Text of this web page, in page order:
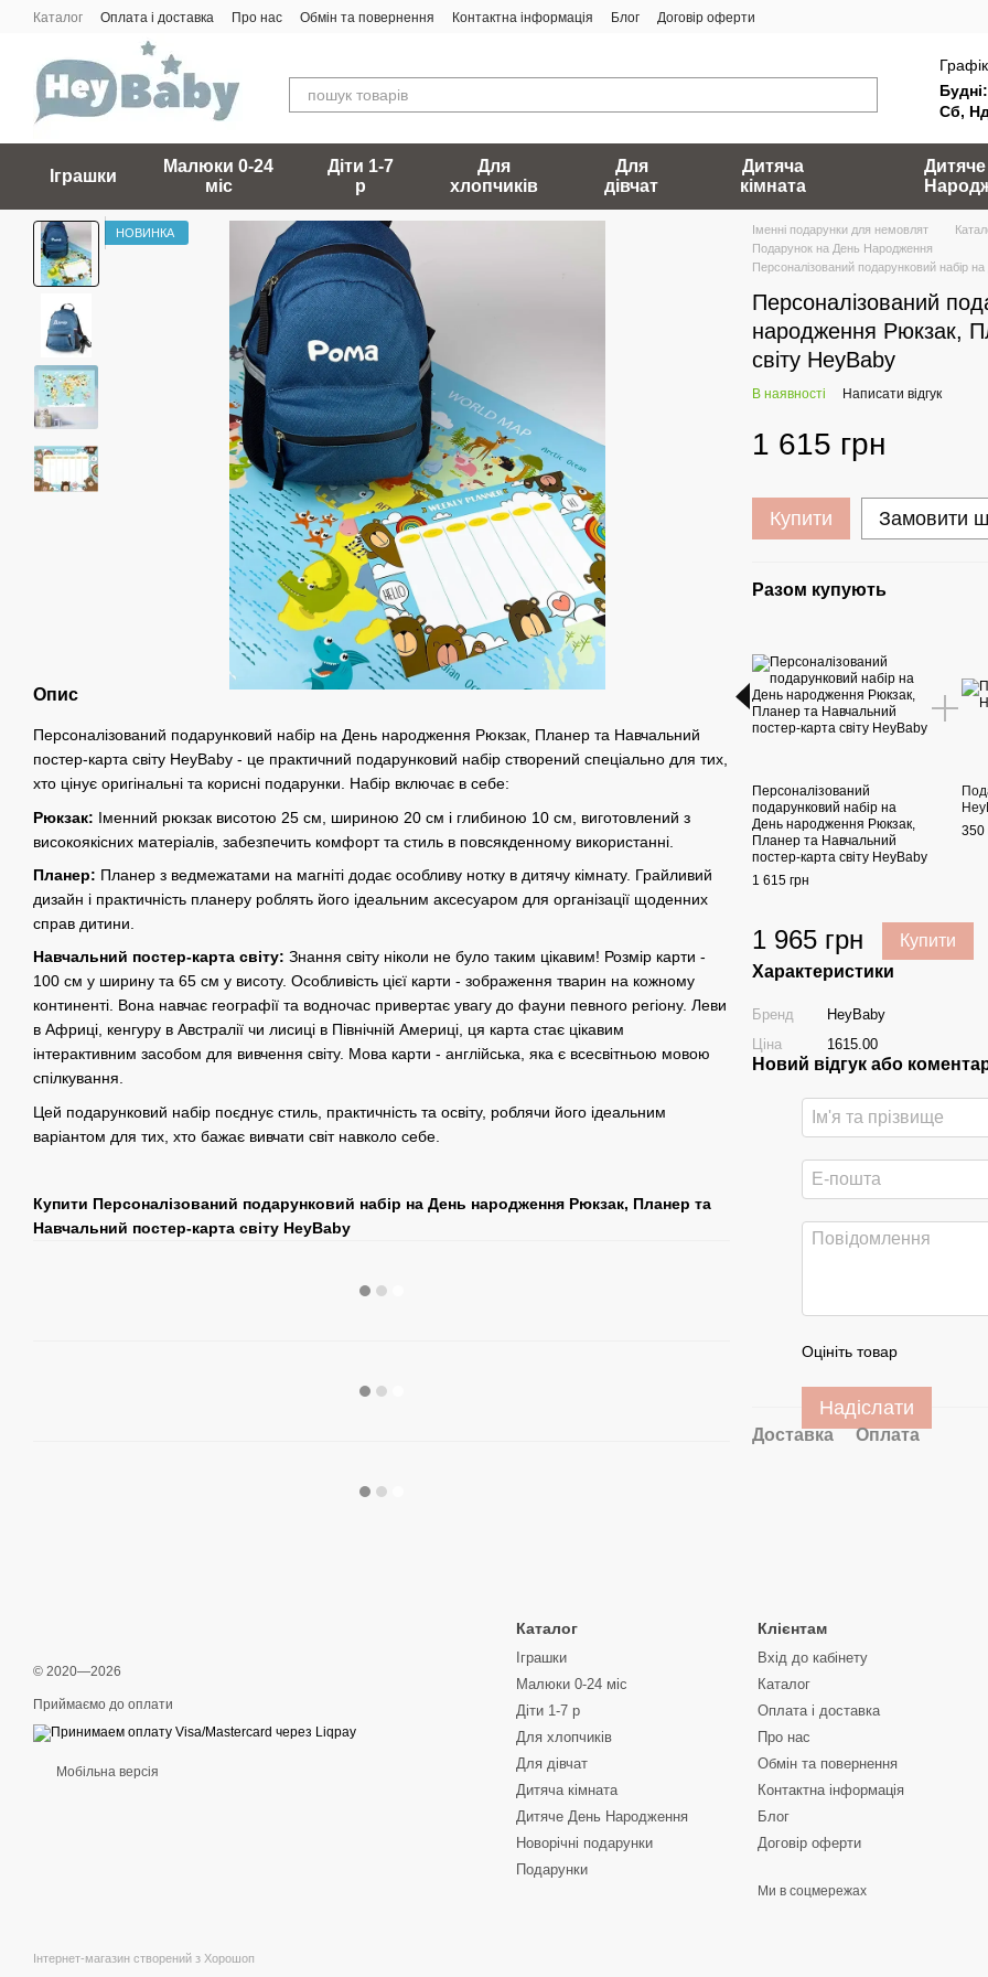
Перейти до основного контенту
Каталог Оплата і доставка Про нас Обмін та повернення Контактна інформація Блог Договір оферти
Будні:
Сб,
Іграшки
Малюки 0-24
міс
Діти 1-7
р
Для
хлопчиків
Для
дівчат
Дитяча
кімната
НОВИНКА
Опис
Персоналізований подарунковий набір на День народження Рюкзак, Планер та Навчальний
постер-карта світу HeyBaby - це практичний подарунковий набір створений спеціально для тих,
хто цінує оригінальні та корисні подарунки. Набір включає в себе:
Рюкзак: Іменний рюкзак висотою 25 см, шириною 20 см і глибиною 10 см, виготовлений з
високоякісних матеріалів, забезпечить комфорт та стиль в повсякденному використанні.
Планер: Планер з ведмежатами на магніті додає особливу нотку в дитячу кімнату. Грайливий
дизайн і практичність планеру роблять його ідеальним аксесуаром для організації щоденних
справ дитини.
Навчальний постер-карта світу: Знання світу ніколи не було таким цікавим! Розмір карти -
100 см у ширину та 65 см у висоту. Особливість цієї карти - зображення тварин на кожному
континенті. Вона навчає географії та водночас привертає увагу до фауни певного регіону. Леви
в Африці, кенгуру в Австралії чи лисиці в Північній Америці, ця карта стає цікавим
інтерактивним засобом для вивчення світу. Мова карти - англійська, яка є всесвітньою мовою
спілкування.
Цей подарунковий набір поєднує стиль, практичність та освіту, роблячи його ідеальним
варіантом для тих, хто бажає вивчати світ навколо себе.
Купити Персоналізований подарунковий набір на День народження Рюкзак, Планер та
Навчальний постер-карта світу HeyBaby
Іменні подарунки для немовлят
Подарунок на День Народження
Персоналізований подарунковий набір
Персоналізований
народження Рюкзак,
світу HeyBaby
В наявності Написати відгук
1 615 грн
Купити Замовити
Разом купують
Персоналізований
подарунковий набір на
День народження Рюкзак,
Планер та Навчальний
постер-карта світу HeyBaby
1 615 грн
350
1 965 грн Купити
Характеристики
Бренд
HeyBaby
Ціна
1615.00
Новий відгук або
Оцініть товар
Надіслати
Доставка Оплата
© 2020—2026
Приймаємо до оплати
Мобільна версія
Інтернет-магазин створений з Хорошоп
Каталог
Іграшки
Малюки 0-24 міс
Діти 1-7 р
Для хлопчиків
Для дівчат
Дитяча кімната
Дитяче День Народження
Новорічні подарунки
Подарунки
Клієнтам
Вхід до кабінету
Каталог
Оплата і доставка
Про нас
Обмін та повернення
Контактна інформація
Блог
Договір оферти
Ми в соцмережах